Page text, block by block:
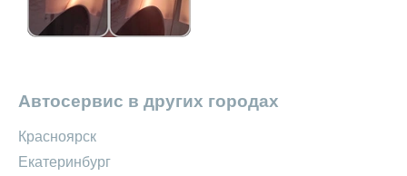
Автосервис в других городах
Красноярск
Екатеринбург